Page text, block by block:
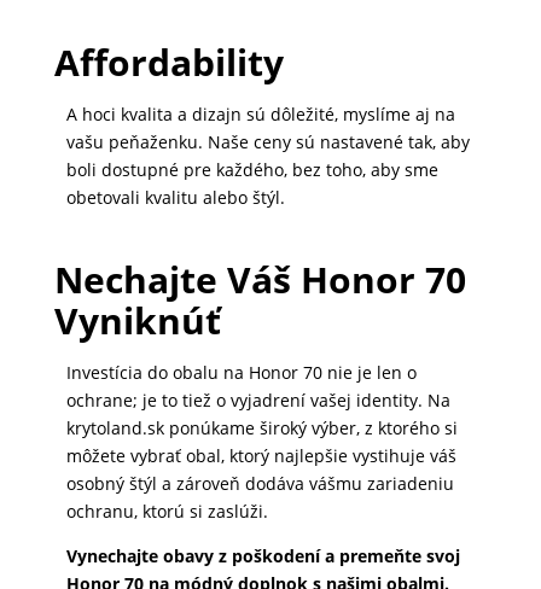
SPOTREBIČE
KANCELÁRIA
ŽIVOTNÝ
OUTDOOR
Affordability
A hoci kvalita a dizajn sú dôležité, myslíme aj na
vašu peňaženku. Naše ceny sú nastavené tak, aby
boli dostupné pre každého, bez toho, aby sme
obetovali kvalitu alebo štýl.
Nechajte Váš Honor 70
Vyniknúť
Investícia do obalu na Honor 70 nie je len o
ochrane; je to tiež o vyjadrení vašej identity. Na
krytoland.sk ponúkame široký výber, z ktorého si
môžete vybrať obal, ktorý najlepšie vystihuje váš
osobný štýl a zároveň dodáva vášmu zariadeniu
ochranu, ktorú si zaslúži.
Vynechajte obavy z poškodení a premeňte svoj
Honor 70 na módný doplnok s našimi obalmi.